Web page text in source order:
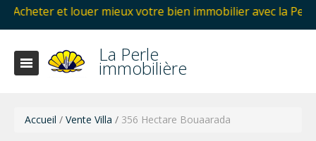
mieux votre bien immobilier avec la Perle immobilière
La Perle
immobilière
Accueil / Vente Villa / 356 Hectare Bouaarada